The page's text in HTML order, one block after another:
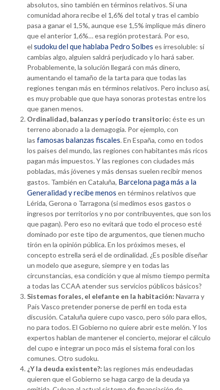
absolutos, sino también en términos relativos. Si una
comunidad ahora recibe el 1,6% del total y tras el cambio
pasa a ganar el 1,5%, aunque ese 1,5% implique más dinero
que el anterior 1,6%… esa región protestará. Por eso,
el sudoku del que hablaba Pedro Solbes es irresoluble: si
cambias algo, alguien saldrá perjudicado y lo hará saber.
Probablemente, la solución llegará con más dinero,
aumentando el tamaño de la tarta para que todas las
regiones tengan más en términos relativos. Pero incluso así,
es muy probable que que haya sonoras protestas entre los
que ganen menos.
Ordinalidad, balanzas y período transitorio: éste es un
terreno abonado a la demagogia. Por ejemplo, con
las famosas balanzas fiscales. En España, como en todos
los países del mundo, las regiones con habitantes más ricos
pagan más impuestos. Y las regiones con ciudades más
pobladas, más jóvenes y más densas suelen recibir menos
gastos. También en Cataluña, Barcelona paga más a la
Generalidad y recibe menos en términos relativos que
Lérida, Gerona o Tarragona (si medimos esos gastos o
ingresos por territorios y no por contribuyentes, que son los
que pagan). Pero eso no evitará que todo el proceso esté
dominado por este tipo de argumentos, que tienen mucho
tirón en la opinión pública. En los próximos meses, el
concepto estrella será el de ordinalidad. ¿Es posible diseñar
un modelo que asegure, siempre y en todas las
circunstancias, esa condición y que al mismo tiempo permita
a todas las CCAA atender sus servicios públicos básicos?
Sistemas forales, el elefante en la habitación: Navarra y
País Vasco pretender ponerse de perfil en toda esta
discusión. Cataluña quiere cupo vasco, pero sólo para ellos,
no para todos. El Gobierno no quiere abrir este melón. Y los
expertos hablan de mantener el concierto, mejorar el cálculo
del cupo e integrar un poco más el sistema foral con los
comunes. Otro sudoku.
¿Y la deuda existente?: las regiones más endeudadas
quieren que el Gobierno se haga cargo de la deuda ya